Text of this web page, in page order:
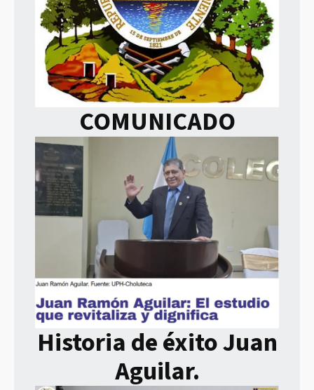
COMUNICADO
Historia de éxito Juan
Aguilar.